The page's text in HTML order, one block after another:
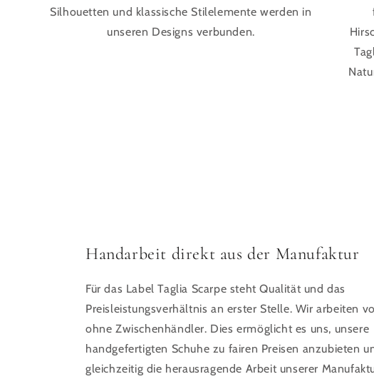
Silhouetten und klassische Stilelemente werden in
unseren Designs verbunden.
Handarbeit direkt aus der Manufaktur
Für das Label Taglia Scarpe steht Qualität und das
Preisleistungsverhältnis an erster Stelle. Wir arbeiten
ohne Zwischenhändler. Dies ermöglicht es uns, unsere
handgefertigten Schuhe zu fairen Preisen anzubieten
gleichzeitig die herausragende Arbeit unserer